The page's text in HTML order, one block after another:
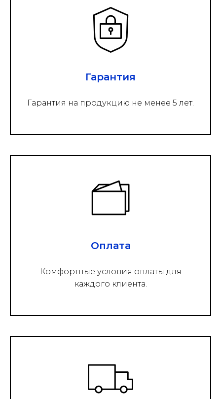
Гарантия
Гарантия на продукцию не менее 5 лет.
Оплата
Комфортные условия оплаты для
каждого клиента.